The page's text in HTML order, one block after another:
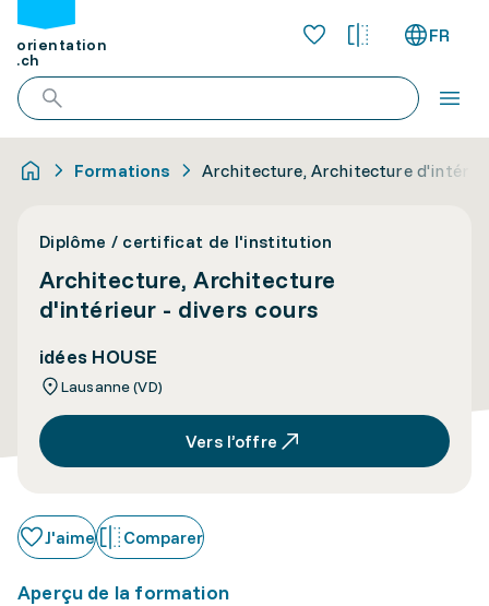
orientation
.ch
FR
Formations Architecture, Architecture
Diplôme / certificat de l'institution
Architecture, Architecture
d'intérieur - divers cours
idées HOUSE
Lausanne (VD)
Vers l’offre
J'aime Comparer
Aperçu de la formation